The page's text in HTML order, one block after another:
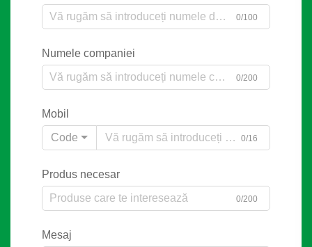
0/100
Numele companiei
0/200
Mobil
Code
0/16
Produs necesar
0/200
Mesaj